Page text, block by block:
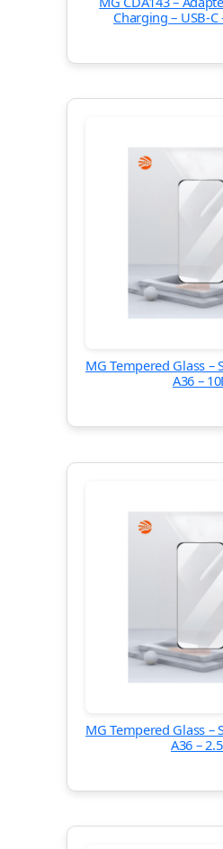
Charging – USB-C
MG Tempered Glass –
A36 –
MG Tempered Glass –
A36 –